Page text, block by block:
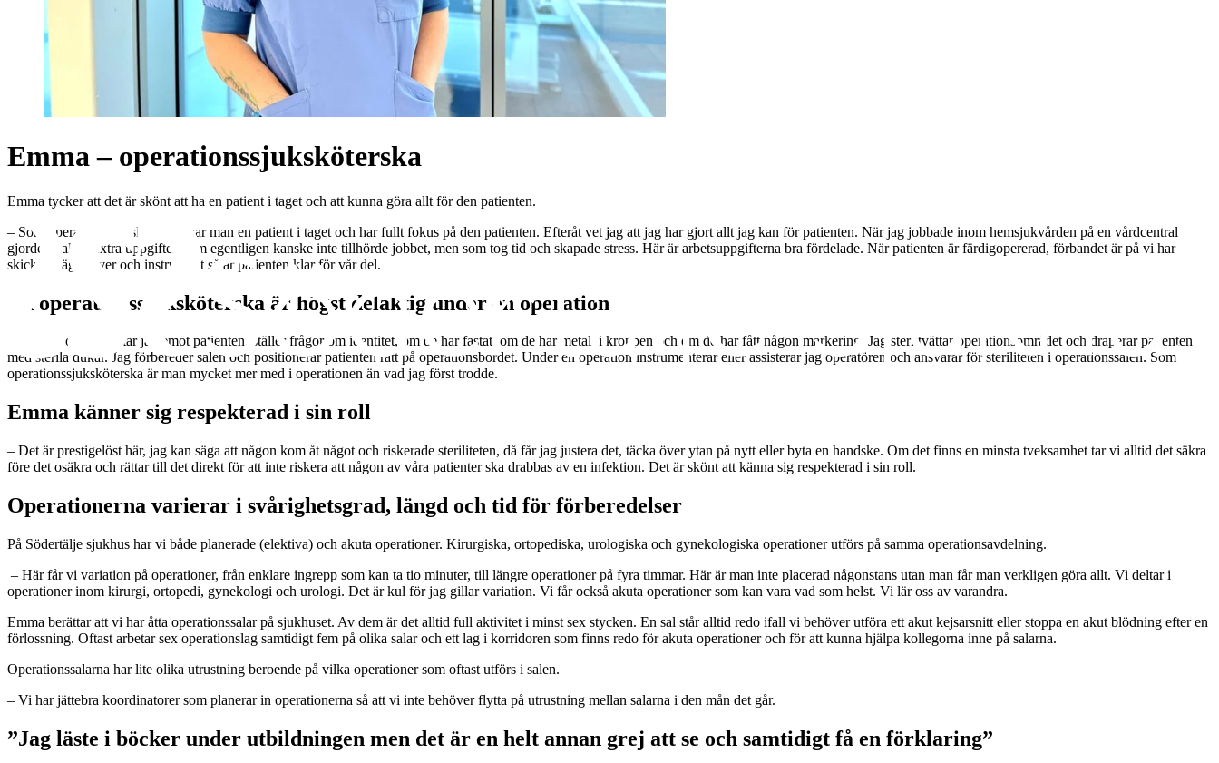
Emma – operationssjuksköterska
Emma tycker att det är skönt att ha en patient i taget och att kunna göra allt för den patienten.
– Som operationssjuksköterska har man en patient i taget och har fullt fokus på den patienten. Efteråt vet jag att jag har gjort allt jag kan för patienten. När jag jobbade inom hemsjukvården på en vårdcentral
gjorde vi alltid extra uppgifter, som egentligen kanske inte tillhörde jobbet, men som tog tid och skapade stress. Här är arbetsuppgifterna bra fördelade. När patienten är färdigopererad, förbandet är på vi har
skickat iväg prover och instrument så är patienten klar för vår del.
En operationssjuksköterska är högst delaktig under en operation
– Före en operation tar jag emot patienten, ställer frågor om identitet, om de har fastat, om de har metall i kroppen och om de har fått någon markering. Jag steriltvättar operationsområdet och draperar patienten
med sterila dukar. Jag förbereder salen och positionerar patienten rätt på operationsbordet. Under en operation instrumenterar eller assisterar jag operatören och ansvarar för steriliteten i operationssalen. Som
operationssjuksköterska är man mycket mer med i operationen än vad jag först trodde.
Emma känner sig respekterad i sin roll
– Det är prestigelöst här, jag kan säga att någon kom åt något och riskerade steriliteten, då får jag justera det, täcka över ytan på nytt eller byta en handske. Om det finns en minsta tveksamhet tar vi alltid det säkra
före det osäkra och rättar till det direkt för att inte riskera att någon av våra patienter ska drabbas av en infektion. Det är skönt att känna sig respekterad i sin roll.
Operationerna varierar i svårighetsgrad, längd och tid för förberedelser
På Södertälje sjukhus har vi både planerade (elektiva) och akuta operationer. Kirurgiska, ortopediska, urologiska och gynekologiska operationer utförs på samma operationsavdelning.
– Här får vi variation på operationer, från enklare ingrepp som kan ta tio minuter, till längre operationer på fyra timmar. Här är man inte placerad någonstans utan man får man verkligen göra allt. Vi deltar i
operationer inom kirurgi, ortopedi, gynekologi och urologi. Det är kul för jag gillar variation. Vi får också akuta operationer som kan vara vad som helst. Vi lär oss av varandra.
Emma berättar att vi har åtta operationssalar på sjukhuset. Av dem är det alltid full aktivitet i minst sex stycken. En sal står alltid redo ifall vi behöver utföra ett akut kejsarsnitt eller stoppa en akut blödning efter en
förlossning. Oftast arbetar sex operationslag samtidigt fem på olika salar och ett lag i korridoren som finns redo för akuta operationer och för att kunna hjälpa kollegorna inne på salarna.
Operationssalarna har lite olika utrustning beroende på vilka operationer som oftast utförs i salen.
– Vi har jättebra koordinatorer som planerar in operationerna så att vi inte behöver flytta på utrustning mellan salarna i den mån det går.
”Jag läste i böcker under utbildningen men det är en helt annan grej att se och samtidigt få en förklaring”